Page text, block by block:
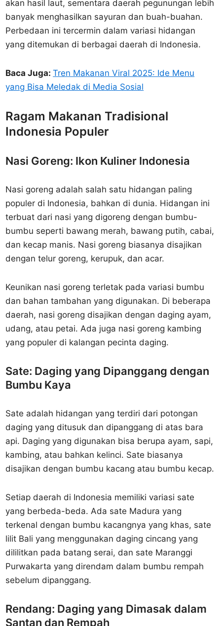
akan hasil laut, sementara daerah pegunungan lebih
banyak menghasilkan sayuran dan buah-buahan.
Perbedaan ini tercermin dalam variasi hidangan
yang ditemukan di berbagai daerah di Indonesia.
Baca Juga:Tren Makanan Viral 2025: Ide Menu
yang Bisa Meledak di Media Sosial
Ragam Makanan Tradisional
Indonesia Populer
Nasi Goreng: Ikon Kuliner Indonesia
Nasi goreng adalah salah satu hidangan paling
populer di Indonesia, bahkan di dunia. Hidangan ini
terbuat dari nasi yang digoreng dengan bumbu-
bumbu seperti bawang merah, bawang putih, cabai,
dan kecap manis. Nasi goreng biasanya disajikan
dengan telur goreng, kerupuk, dan acar.
Keunikan nasi goreng terletak pada variasi bumbu
dan bahan tambahan yang digunakan. Di beberapa
daerah, nasi goreng disajikan dengan daging ayam,
udang, atau petai. Ada juga nasi goreng kambing
yang populer di kalangan pecinta daging.
Sate: Daging yang Dipanggang dengan
Bumbu Kaya
Sate adalah hidangan yang terdiri dari potongan
daging yang ditusuk dan dipanggang di atas bara
api. Daging yang digunakan bisa berupa ayam, sapi,
kambing, atau bahkan kelinci. Sate biasanya
disajikan dengan bumbu kacang atau bumbu kecap.
Setiap daerah di Indonesia memiliki variasi sate
yang berbeda-beda. Ada sate Madura yang
terkenal dengan bumbu kacangnya yang khas, sate
lilit Bali yang menggunakan daging cincang yang
dililitkan pada batang serai, dan sate Maranggi
Purwakarta yang direndam dalam bumbu rempah
sebelum dipanggang.
Rendang: Daging yang Dimasak dalam
Santan dan Rempah